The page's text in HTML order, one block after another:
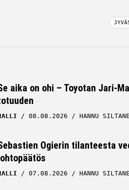
aika on ohi – Toyotan Jari-
08.08.2026 HANNU
Ogierin tilanteesta
07.08.2026 HANNU